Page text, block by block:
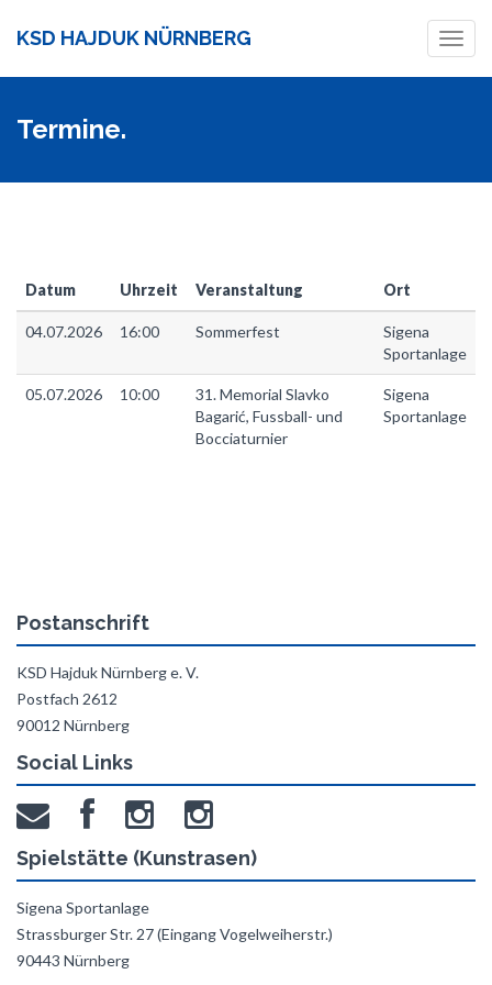
KSD HAJDUK NÜRNBERG
Termine.
Datum Uhrzeit Veranstaltung Ort
04.07.2026 16:00 Sommerfest
Sigena
Sportanlage
05.07.2026 10:00
31. Memorial Slavko
Bagarić, Fussball- und
Bocciaturnier
Sigena
Sportanlage
Postanschrift
KSD Hajduk Nürnberg e. V.
Postfach 2612
90012 Nürnberg
Social Links
Spielstätte (Kunstrasen)
Sigena Sportanlage
Strassburger Str. 27 (Eingang Vogelweiherstr.)
90443 Nürnberg